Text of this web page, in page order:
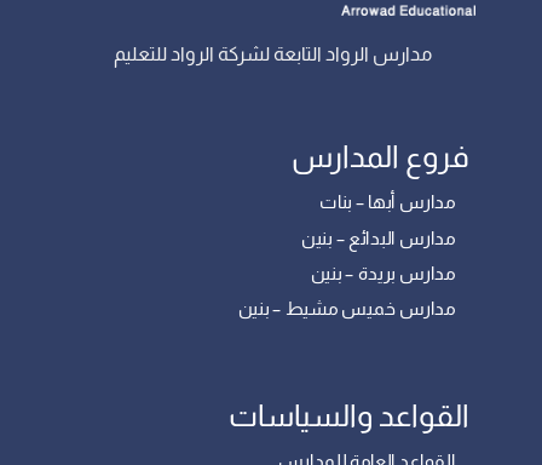
مدارس الرواد التابعة لشركة الرواد للتعليم
فروع المدارس
مدارس أبها – بنات
مدارس البدائع – بنين
مدارس بريدة – بنين
مدارس خميس مشيط – بنين
القواعد والسياسات